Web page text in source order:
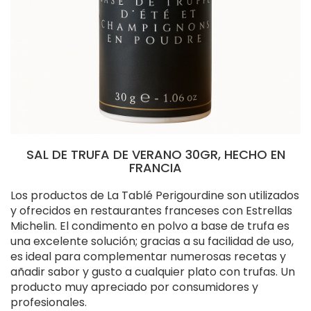
SAL DE TRUFA DE VERANO 30GR, HECHO EN
FRANCIA
Los productos de La Tablé Perigourdine son utilizados
y ofrecidos en restaurantes franceses con Estrellas
Michelin. El condimento en polvo a base de trufa es
una excelente solución; gracias a su facilidad de uso,
es ideal para complementar numerosas recetas y
añadir sabor y gusto a cualquier plato con trufas. Un
producto muy apreciado por consumidores y
profesionales.